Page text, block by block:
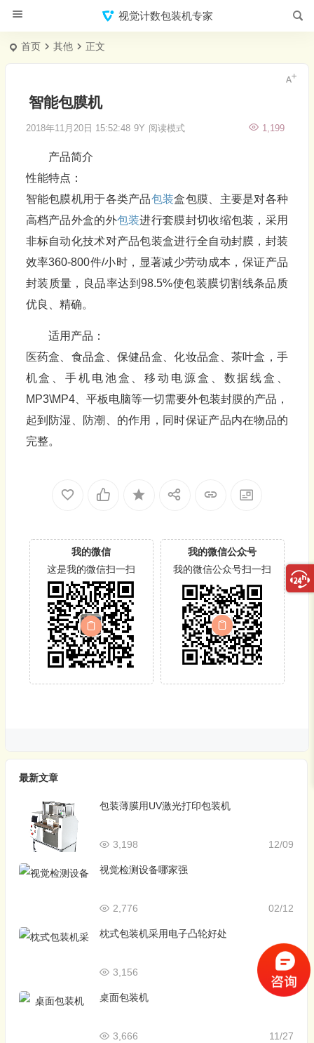
视觉计数包装机专家
首页 其他 正文
智能包膜机
2018年11月20日 15:52:48 9Y 1,199
阅读模式
产品简介
性能特点：
智能包膜机用于各类产品包装盒包膜、主要是对各种
高档产品外盒的外包装进行套膜封切收缩包装，采用
非标自动化技术对产品包装盒进行全自动封膜，封装
效率360-800件/小时，显著减少劳动成本，保证产品
封装质量，良品率达到98.5%使包装膜切割线条品质
优良、精确。
适用产品：
医药盒、食品盒、保健品盒、化妆品盒、茶叶盒，手
机盒、手机电池盒、移动电源盒、数据线盒、
MP3\MP4、平板电脑等一切需要外包装封膜的产品，
起到防湿、防潮、的作用，同时保证产品内在物品的
完整。
我的微信
这是我的微信扫一扫
我的微信公众号
我的微信公众号扫一扫
最新文章
包装薄膜用UV激光打印包装机
12/09
3,198
视觉检测设备哪家强
02/12
2,776
枕式包装机采用电子凸轮好处
03/02
3,156
桌面包装机
11/27
3,666